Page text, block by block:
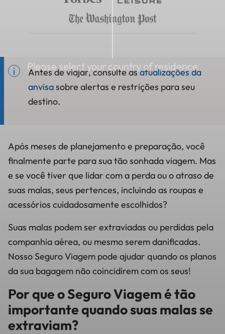
Please select your country of residence
Antes de viajar, consulte asatualizações da
anvisasobre alertas e restrições para seu
destino.
Após meses de planejamento e preparação, você
finalmente parte para sua tão sonhada viagem. Mas
e se você tiver que lidar com a perda ou o atraso de
suas malas, seus pertences, incluindo as roupas e
acessórios cuidadosamente escolhidos?
Suas malas podem ser extraviadas ou perdidas pela
companhia aérea, ou mesmo serem danificadas.
Nosso Seguro Viagem pode ajudar quando os planos
da sua bagagem não coincidirem com os seus!
Por que o Seguro Viagem é tão
importante quando suas malas se
extraviam?